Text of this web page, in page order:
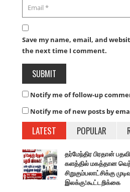
Save my name, email, and
the next time I comment.
Notify me of follow-up
Notify me of new posts by
LATEST POPULAR
தர்மேந்திர பிரதான்
களத்தில் மகத்தான
சிறுகும்பலாட்சிக்கு
இலக்கு!கூட்டறிக்கை